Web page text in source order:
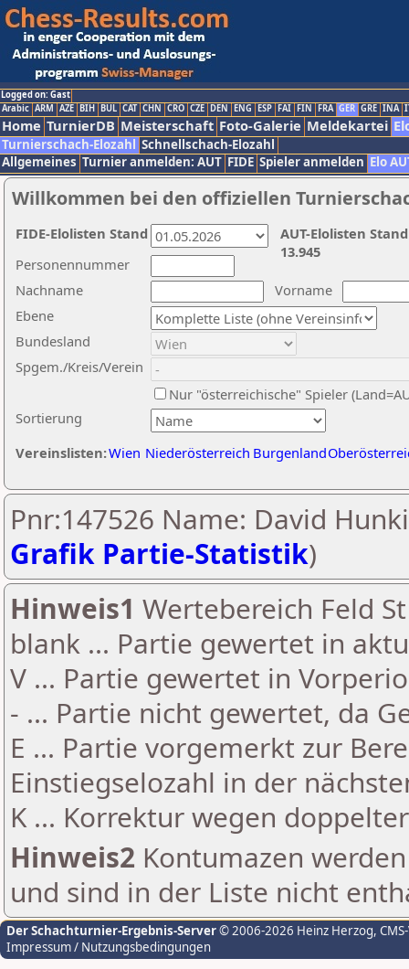
Logged on: Gast
Arabic ARM AZE BIH BUL CAT CHN CRO CZE DEN ENG ESP FAI FIN FRA GER GRE INA
Home TurnierDB Meisterschaft Foto-Galerie Meldekartei
Turnierschach-Elozahl Schnellschach-Elozahl
Allgemeines Turnier anmelden: AUT FIDE Spieler anmelden Elo
Willkommen bei den offiziellen
Nachname
Vorname
Ebene
Sortierung
Personennummer
Bundesland
Spgem./Kreis/Verein
Nur "österreichische" Spieler
Vereinslisten:Wien Niederösterreich Burgenland
AUT-Elolisten
13.945
FIDE-Elolisten Stand
Pnr:147526 Name: David
Grafik Partie-Statistik)
Hinweis1 Wertebereich Feld
blank ... Partie gewertet in
V ... Partie gewertet in
- ... Partie nicht gewertet, da
E ... Partie vorgemerkt zur
Einstiegselozahl in der
K ... Korrektur wegen
Hinweis2 Kontumazen
und sind in der Liste nicht
Der Schachturnier-Ergebnis-Server© 2006-2026 Heinz Herzog,
Impressum / Nutzungsbedingungen